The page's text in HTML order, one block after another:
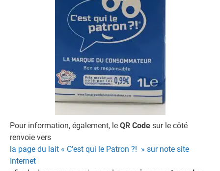
Pour information, également, le QR Code sur le côté
renvoie vers
la page du lait « C’est qui le Patron ?! » sur note site
Internet